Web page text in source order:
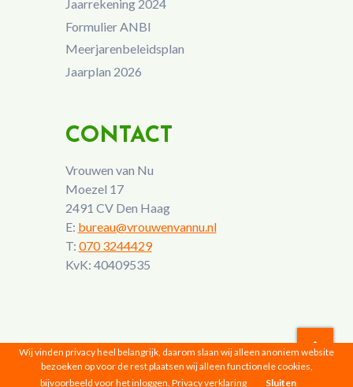
Jaarrekening 2024
Formulier ANBI
Meerjarenbeleidsplan
Jaarplan 2026
CONTACT
Vrouwen van Nu
Moezel 17
2491 CV Den Haag
E: bureau@vrouwenvannu.nl
T: 070 3244429
KvK: 40409535
Vrouwen van Nu © 2026 |Privacyverklaring
Wij vinden privacy heel belangrijk, daarom slaan wij alleen anoniem website
bezoeken op voor de rest plaatsen wij alleen functionele cookies,
bijvoorbeeld voor het inloggen. Privacy verklaring Sluiten